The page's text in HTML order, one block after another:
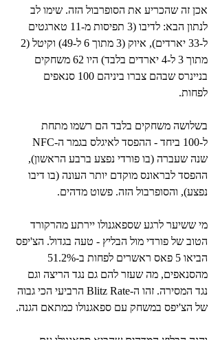
אכן זה שהכריע את הסופרבול הזה. שימו לב
לנתון הבא: לדיבו (3 תפיסות מ-11 טארגטים
מתוך 3 ל-4 יארדים בלבד) היו 62 משחקים
בניינרס שבהם צברו ביניהם 100 סנאפים
לפחות.
בשלושה משחקים בלבד הם רשמו מתחת
שנה שעברה (בו פורדי נפצע ברבע הראשון),
ההפסד לבראונס מוקדם יותר העונה (בו דיבו
נפצע), והסופרבול הזה. פשוט מדהים.
מי ששיער לרגע שספאגנולו יירתע מהרקורד
הטוב של פורדי מול הבליץ - טעה בגדול. הצ'יפס
מהסנאפים, מה שעזר להם גם נגד הריצה וגם
נגד המסירה. זהו ה-Blitz Rate הרביעי הכי גבוה
של הצ'יפס במשחק עם ספאגנולו כמתאם הגנה.